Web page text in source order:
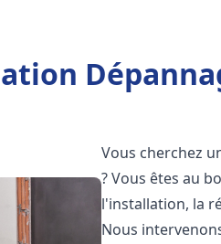
Vous cherchez
? Vous êtes au
l'installation, la
Nous